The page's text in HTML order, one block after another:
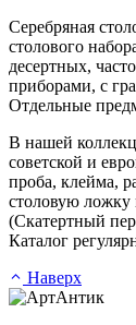
Серебряная
столового
десертных,
приборами, с
Отдельные
В нашей
советской и
проба, клейма,
столовую
(Скатертный
Каталог
Наверх